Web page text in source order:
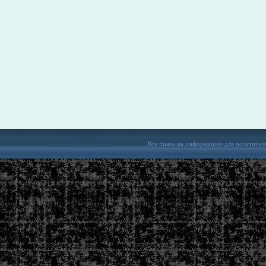
Все права на информацию для